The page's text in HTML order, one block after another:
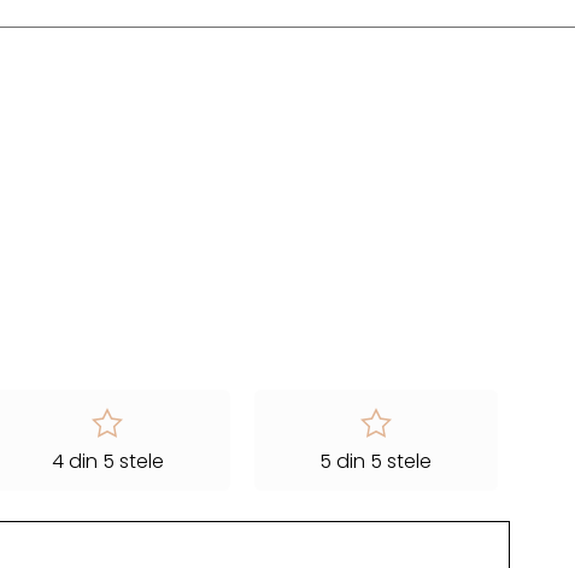
4 din 5 stele 5 din 5 stele